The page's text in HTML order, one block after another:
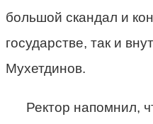
большой скандал и
государстве, так и
Мухетдинов.
Ректор напомнил,